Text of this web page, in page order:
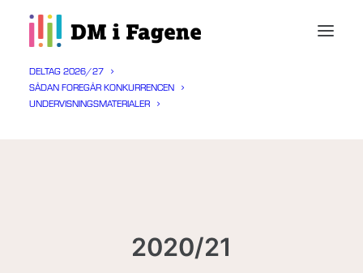
DELTAG 2026/27
SÅDAN FOREGÅR KONKURRENCEN
UNDERVISNINGSMATERIALER
2020/21